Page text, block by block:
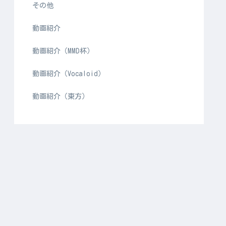
その他
動画紹介
動画紹介（MMD杯）
動画紹介（Vocaloid）
動画紹介（東方）